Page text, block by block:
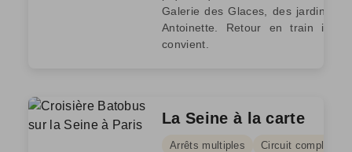
Galerie des Glaces, des jardins et
Antoinette. Retour en train
convient.
La Seine à la carte
Arrêts multiples Circuit complet -